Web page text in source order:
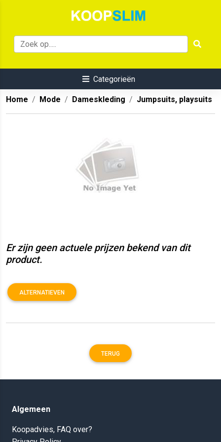
Categorieën
Home Mode Dameskleding Jumpsuits, playsuits
Er zijn geen actuele prijzen bekend van dit
product.
ALTERNATIEVEN
TERUG
Algemeen
Koopadvies, FAQ over?